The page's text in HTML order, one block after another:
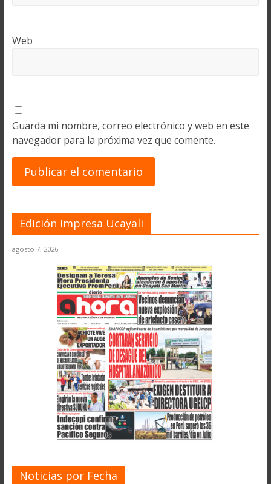
Web
Guarda mi nombre, correo electrónico y web en este
navegador para la próxima vez que comente.
Edición Impresa Ucayali
agosto 7, 2026
Noticias por Fecha